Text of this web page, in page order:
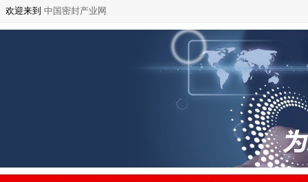
欢迎来到 中国密封产业网